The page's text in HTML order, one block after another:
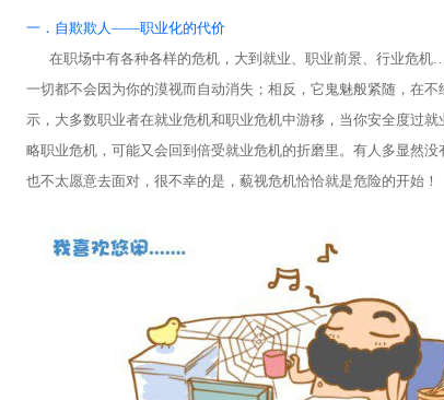
一．自欺欺人——职业化的代价
在职场中有各种各样的危机，大到就业、职业前景、行业危
一切都不会因为你的漠视而自动消失；相反，它鬼魅般紧随，在
示，大多数职业者在就业危机和职业危机中游移，当你安全度过
略职业危机，可能又会回到倍受就业危机的折磨里。有人多显然
也不太愿意去面对，很不幸的是，藐视危机恰恰就是危险的开始！